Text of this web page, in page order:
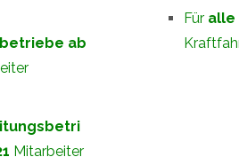
ab
Mitarbeiter
Für alle